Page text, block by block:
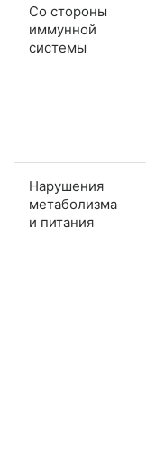
Со стороны
иммунной
системы
Нарушения
метаболизма
и питания